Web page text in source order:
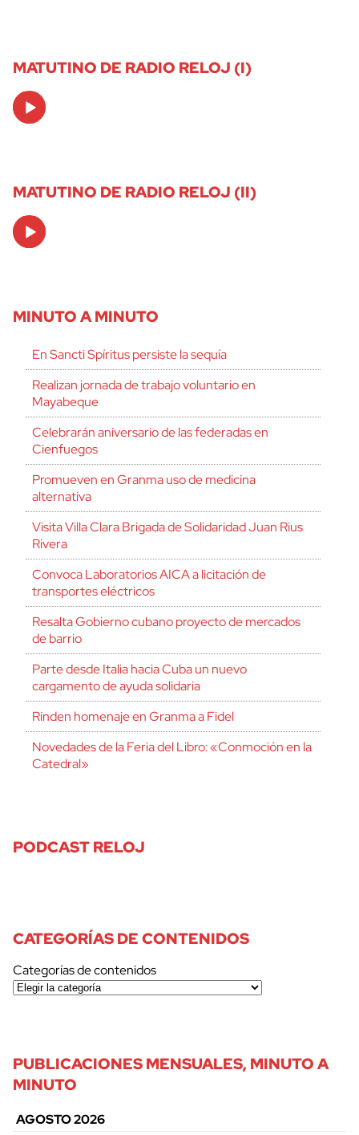
MATUTINO DE RADIO RELOJ (I)
Audio
Player
MATUTINO DE RADIO RELOJ (II)
Audio
Player
MINUTO A MINUTO
En Sancti Spíritus persiste la sequía
Realizan jornada de trabajo voluntario en
Mayabeque
Celebrarán aniversario de las federadas en
Cienfuegos
Promueven en Granma uso de medicina
alternativa
Visita Villa Clara Brigada de Solidaridad Juan Rius
Rivera
Convoca Laboratorios AICA a licitación de
transportes eléctricos
Resalta Gobierno cubano proyecto de mercados
de barrio
Parte desde Italia hacia Cuba un nuevo
cargamento de ayuda solidaria
Rinden homenaje en Granma a Fidel
Novedades de la Feria del Libro: «Conmoción en la
Catedral»
PODCAST RELOJ
CATEGORÍAS DE CONTENIDOS
Categorías de contenidos
PUBLICACIONES MENSUALES, MINUTO A
MINUTO
AGOSTO 2026